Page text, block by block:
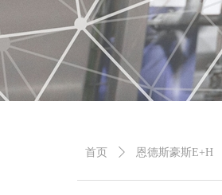
首页 ꄲ 恩德斯豪斯E+H